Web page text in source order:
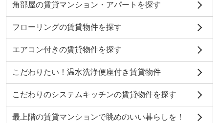
角部屋の賃貸マンション・アパートを探す
フローリングの賃貸物件を探す
エアコン付きの賃貸物件を探す
こだわりたい！温水洗浄便座付き賃貸物件
こだわりのシステムキッチンの賃貸物件を探す
最上階の賃貸マンションで眺めのいい暮らしを！